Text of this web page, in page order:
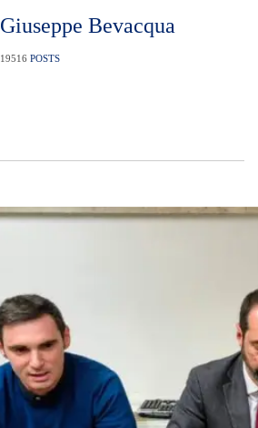
Giuseppe Bevacqua
19516 POSTS